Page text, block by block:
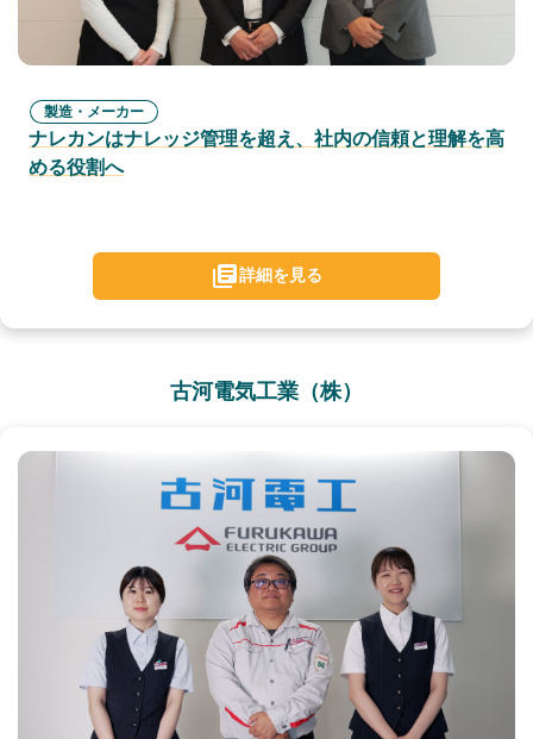
製造・メーカー
ナレカンはナレッジ管理を超え、社内の信頼と理解を高
める役割へ
詳細を見る
古河電気工業（株）